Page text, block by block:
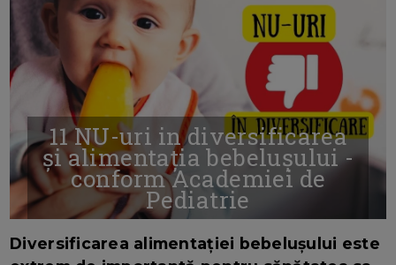
11 NU-uri in diversificarea
și alimentația bebelușului -
conform Academiei de
Pediatrie
Diversificarea alimentației bebelușului este